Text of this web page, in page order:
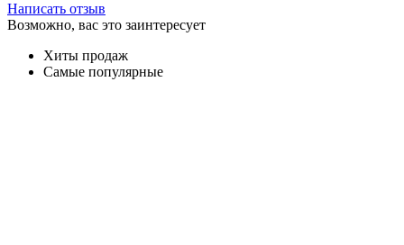
Написать отзыв
Возможно, вас это заинтересует
Хиты продаж
Самые популярные